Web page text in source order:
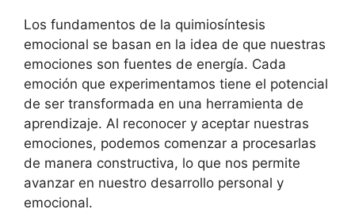
Los fundamentos de la quimiosíntesis
emocional se basan en la idea de que nuestras
emociones son fuentes de energía. Cada
emoción que experimentamos tiene el potencial
de ser transformada en una herramienta de
aprendizaje. Al reconocer y aceptar nuestras
emociones, podemos comenzar a procesarlas
de manera constructiva, lo que nos permite
avanzar en nuestro desarrollo personal y
emocional.